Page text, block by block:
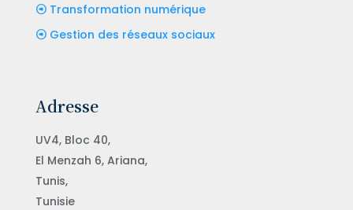
Transformation numérique
Gestion des réseaux sociaux
Adresse
UV4, Bloc 40,
El Menzah 6, Ariana,
Tunis,
Tunisie